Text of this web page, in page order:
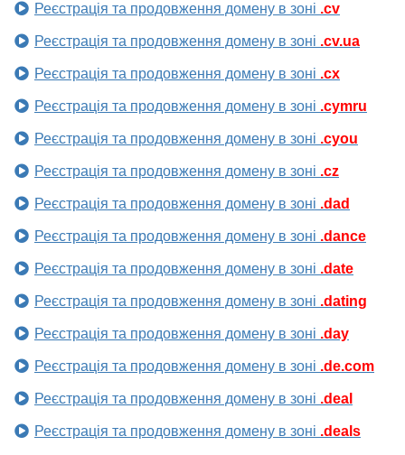
Реєстрація та продовження домену в зоні .cv
Реєстрація та продовження домену в зоні .cv.ua
Реєстрація та продовження домену в зоні .cx
Реєстрація та продовження домену в зоні .cymru
Реєстрація та продовження домену в зоні .cyou
Реєстрація та продовження домену в зоні .cz
Реєстрація та продовження домену в зоні .dad
Реєстрація та продовження домену в зоні .dance
Реєстрація та продовження домену в зоні .date
Реєстрація та продовження домену в зоні .dating
Реєстрація та продовження домену в зоні .day
Реєстрація та продовження домену в зоні .de.com
Реєстрація та продовження домену в зоні .deal
Реєстрація та продовження домену в зоні .deals